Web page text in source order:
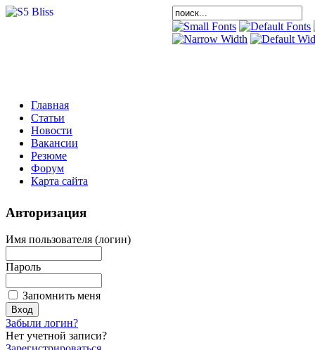
Главная
Статьи
Новости
Вакансии
Резюме
Форум
Карта сайта
Авторизация
Имя пользователя (логин)
Пароль
Запомнить меня
Забыли логин?
Нет учетной записи?